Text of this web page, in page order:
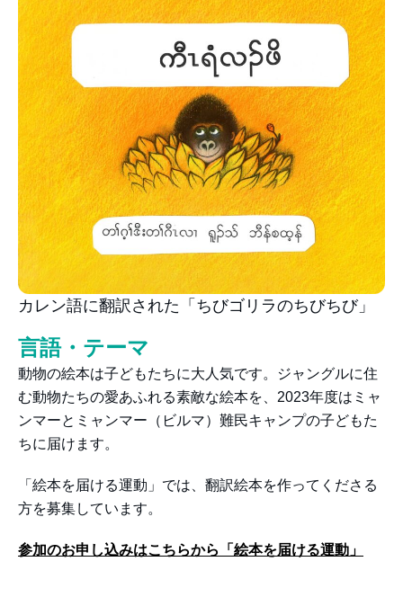
カレン語に翻訳された「ちびゴリラのちびちび」
言語・テーマ
動物の絵本は子どもたちに大人気です。ジャングルに住
む動物たちの愛あふれる素敵な絵本を、2023年度はミャ
ンマーとミャンマー（ビルマ）難民キャンプの子どもた
ちに届けます。
「絵本を届ける運動」では、翻訳絵本を作ってくださる
方を募集しています。
参加のお申し込みはこちらから 「絵本を届ける運動」